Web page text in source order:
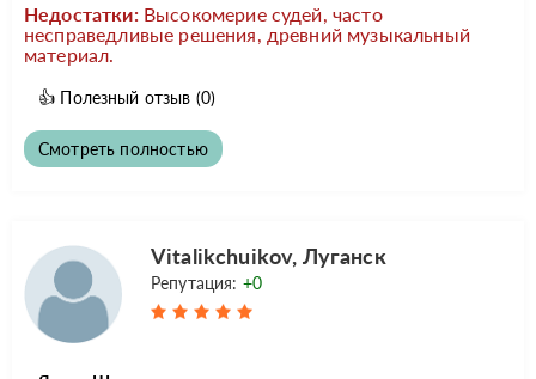
Недостатки: Высокомерие судей, часто
несправедливые решения, древний музыкальный
материал.
👍 Полезный отзыв (0)
Смотреть полностью
Vitalikchuikov, Луганск
Репутация: +0